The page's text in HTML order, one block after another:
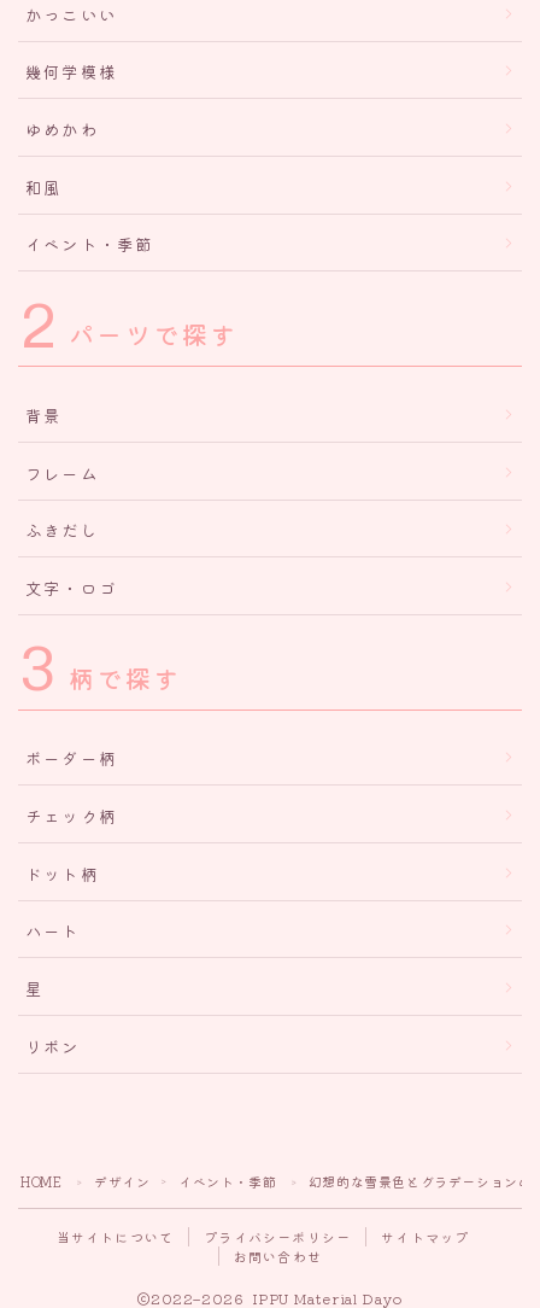
かっこいい
幾何学模様
ゆめかわ
和風
イベント・季節
2 パーツで探す
背景
フレーム
ふきだし
文字・ロゴ
3 柄で探す
ボーダー柄
チェック柄
ドット柄
ハート
星
リボン
HOME ＞ デザイン ＞ イベント・季節 ＞ 幻想的な雪景色とグラデーションの
当サイトについて プライバシーポリシー
サイトマップ
お問い合わせ
2022–2026 IPPU Material Dayo